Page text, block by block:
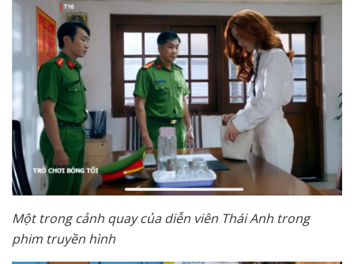
Một trong cảnh quay của diễn viên Thái Anh trong
phim truyền hình